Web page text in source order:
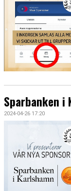
Sparbanken i
2024-04-26 17:20